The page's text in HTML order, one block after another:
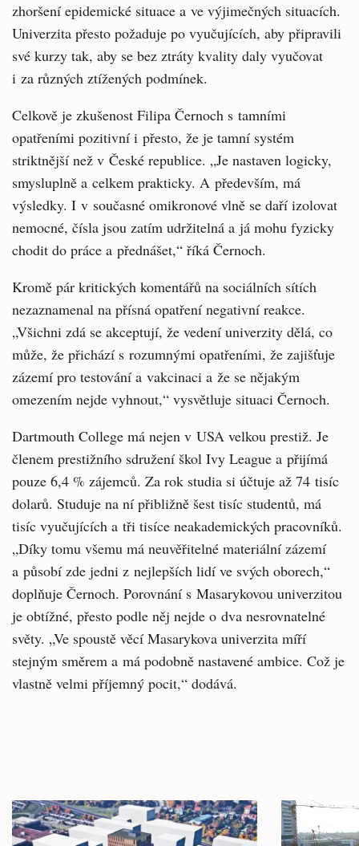
zhoršení epidemické situace a ve výjimečných situacích.
Univerzita přesto požaduje po vyučujících, aby připravili
své kurzy tak, aby se bez ztráty kvality daly vyučovat
i za různých ztížených podmínek.
Celkově je zkušenost Filipa Černoch s tamními
opatřeními pozitivní i přesto, že je tamní systém
striktnější než v České republice. „Je nastaven logicky,
smysluplně a celkem prakticky. A především, má
výsledky. I v současné omikronové vlně se daří izolovat
nemocné, čísla jsou zatím udržitelná a já mohu fyzicky
chodit do práce a přednášet,“ říká Černoch.
Kromě pár kritických komentářů na sociálních sítích
nezaznamenal na přísná opatření negativní reakce.
„Všichni zdá se akceptují, že vedení univerzity dělá, co
může, že přichází s rozumnými opatřeními, že zajišťuje
zázemí pro testování a vakcinaci a že se nějakým
omezením nejde vyhnout,“ vysvětluje situaci Černoch.
Dartmouth College má nejen v USA velkou prestiž. Je
členem prestižního sdružení škol Ivy League a přijímá
pouze 6,4 % zájemců. Za rok studia si účtuje až 74 tisíc
dolarů. Studuje na ní přibližně šest tisíc studentů, má
tisíc vyučujících a tři tisíce neakademických pracovníků.
„Díky tomu všemu má neuvěřitelné materiální zázemí
a působí zde jedni z nejlepších lidí ve svých oborech,“
doplňuje Černoch. Porovnání s Masarykovou univerzitou
je obtížné, přesto podle něj nejde o dva nesrovnatelné
světy. „Ve spoustě věcí Masarykova univerzita míří
stejným směrem a má podobně nastavené ambice. Což je
vlastně velmi příjemný pocit,“ dodává.
články
Hlavní
novinky